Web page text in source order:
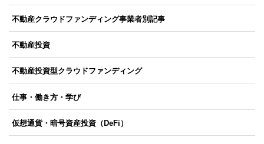
不動産クラウドファンディング事業者別記事
不動産投資
不動産投資型クラウドファンディング
仕事・働き方・学び
仮想通貨・暗号資産投資（DeFi）